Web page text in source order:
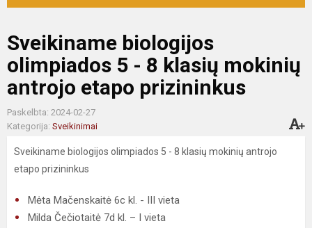
Sveikiname biologijos
olimpiados 5 - 8 klasių mokinių
antrojo etapo prizininkus
Paskelbta: 2024-02-27
Kategorija: Sveikinimai
Sveikiname biologijos olimpiados 5 - 8 klasių mokinių antrojo
etapo prizininkus
Mėta Mačenskaitė 6c kl. - III vieta
Milda Čečiotaitė 7d kl. – I vieta